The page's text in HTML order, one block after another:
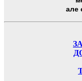
але